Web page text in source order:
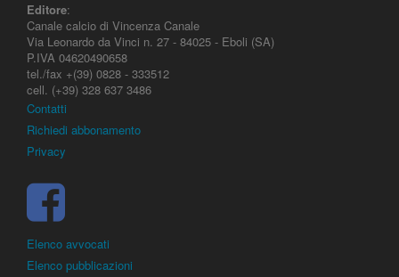
Editore:
Canale calcio di Vincenza Canale
Via Leonardo da Vinci n. 27 - 84025 - Eboli (SA)
P.IVA 04620490658
tel./fax +(39) 0828 - 333512
cell. (+39) 328 637 3486
Contatti
Richiedi abbonamento
Privacy
Elenco avvocati
Elenco pubblicazioni